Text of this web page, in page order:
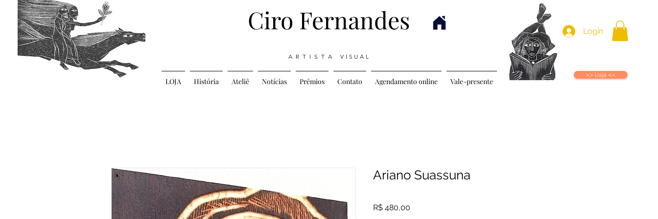
LOJA História Ateliê Notícias Prêmios Contato Agendamento online Vale-presente
A R T I S T A V I S U A L
Ciro Fernandes Login
>> Loja <<
Ariano Suassuna
R$ 480,00